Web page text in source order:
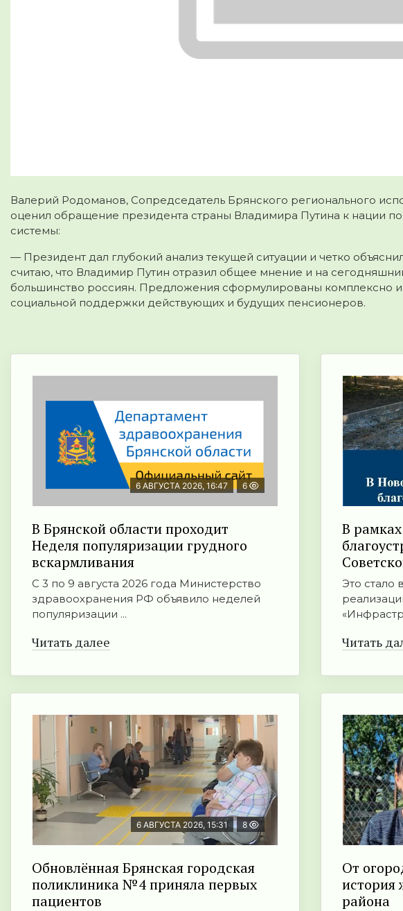
Валерий Родоманов, Сопредседатель Брянского регионального
оценил обращение президента страны Владимира Путина к нации
системы:
— Президент дал глубокий анализ текущей ситуации и четко
считаю, что Владимир Путин отразил общее мнение и на
большинство россиян. Предложения сформулированы комплексно
социальной поддержки действующих и будущих пенсионеров.
6 АВГУСТА 2026, 16:47 6
В Брянской области проходит
Неделя популяризации грудного
вскармливания
С 3 по 9 августа 2026 года Министерство
здравоохранения РФ объявило неделей
популяризации ...
Читать далее
В
Это стало
Читать
6 АВГУСТА 2026, 15:31 8
Обновлённая Брянская городская
поликлиника №4 приняла первых
пациентов
От
история
района